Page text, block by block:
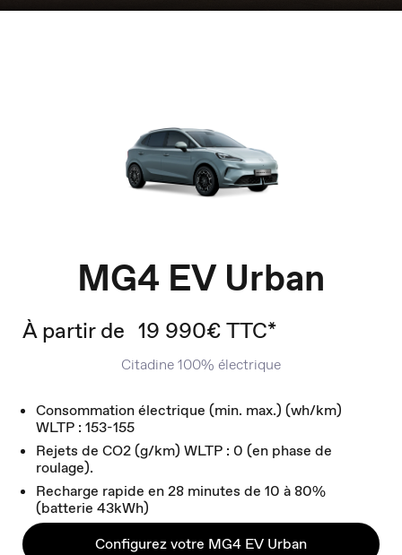
MG4 EV Urban
À partir de 19 990€ TTC*
Citadine 100% électrique
Consommation électrique (min. max.) (wh/km)
WLTP : 153-155
Rejets de CO2 (g/km) WLTP : 0 (en phase de
roulage).
Recharge rapide en 28 minutes de 10 à 80%
(batterie 43kWh)
Configurez votre MG4 EV Urban